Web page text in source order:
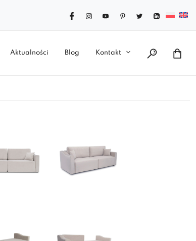
Aktualności Blog Kontakt